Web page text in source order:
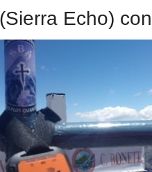
Echo)